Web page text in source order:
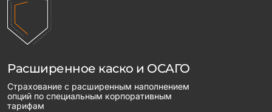
Расширенное каско и ОСАГО
Страхование с расширенным наполнением
опций по специальным корпоративным
тарифам